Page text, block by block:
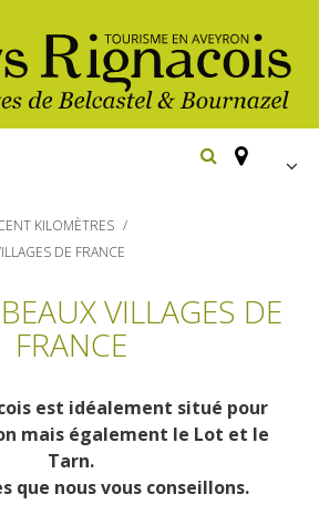
castillo
KILOMÈTRES
DE FRANCE
VILLAGES DE
FRANCE
est idéalement situé pour
mais également le Lot et le
Tarn.
que nous vous conseillons.